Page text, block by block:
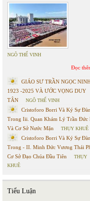
NGÔ THẾ VINH
Đọc
GIÁO SƯ TRẦN NGỌC
1923 -2025 VÀ ƯỚC VỌNG DUY
TÂN
NGÔ THẾ VINH
Cristoforo Borri Và Ký Sự
Trong Iii. Quan Khám Lý Trần Đức
Và Cơ Sở Nước Mặn
THỤY KHUÊ
Cristoforo Borri Và Ký Sự
Trong - II. Minh Đức Vương Thái
Cơ Sở Đạo Chúa Đầu Tiên
THỤY
KHUÊ
Tiểu Luận